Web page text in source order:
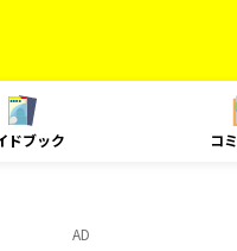
ドブック コ
AD